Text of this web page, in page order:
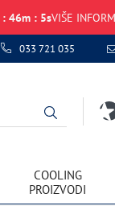
: 46m : 4sVIŠE
033 721 035
COOLING
PROIZVODI